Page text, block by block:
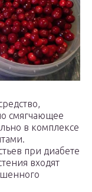
смягчающее
в комплексе
при диабете
входят